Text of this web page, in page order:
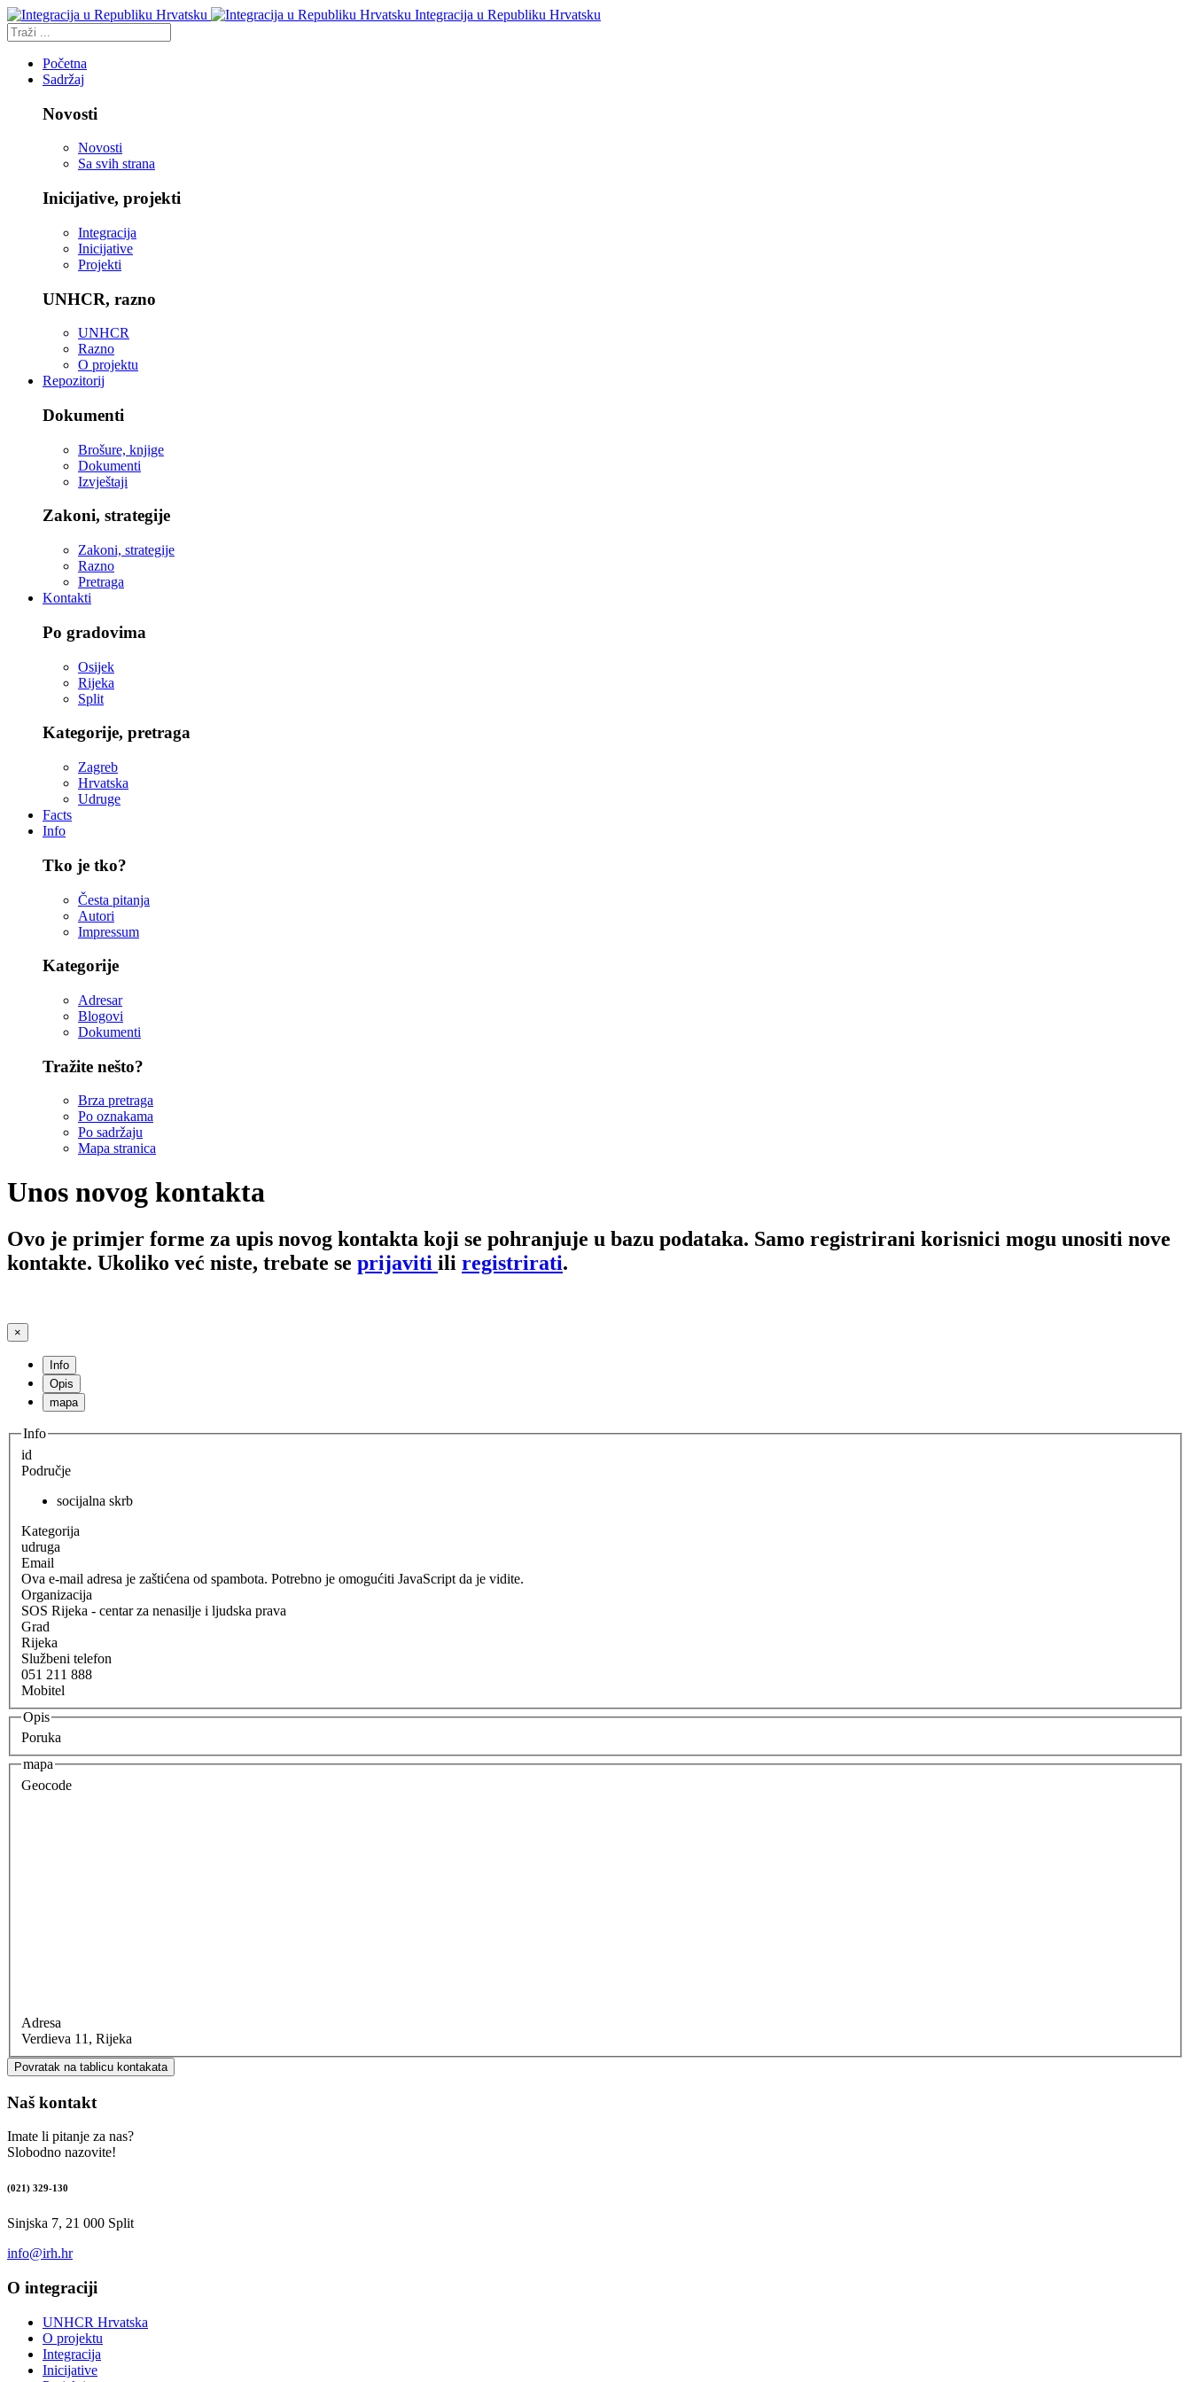
Integracija u Republiku Hrvatsku
Početna
Sadržaj
Novosti
Novosti
Sa svih strana
Inicijative, projekti
Integracija
Inicijative
Projekti
UNHCR, razno
UNHCR
Razno
O projektu
Repozitorij
Dokumenti
Brošure, knjige
Dokumenti
Izvještaji
Zakoni, strategije
Zakoni, strategije
Razno
Pretraga
Kontakti
Po gradovima
Osijek
Rijeka
Split
Kategorije, pretraga
Zagreb
Hrvatska
Udruge
Facts
Info
Tko je tko?
Česta pitanja
Autori
Impressum
Kategorije
Adresar
Blogovi
Dokumenti
Tražite nešto?
Brza pretraga
Po oznakama
Po sadržaju
Mapa stranica
Unos novog kontakta
Ovo je primjer forme za upis novog kontakta koji se pohranjuje u bazu podataka. Samo registrirani korisnici mogu unositi nove
kontakte. Ukoliko već niste, trebate se prijaviti ili registrirati.
×
Info
Opis
mapa
Info
id
Područje
socijalna skrb
Kategorija
udruga
Email
Ova e-mail adresa je zaštićena od spambota. Potrebno je omogućiti JavaScript da je vidite.
Organizacija
SOS Rijeka - centar za nenasilje i ljudska prava
Grad
Rijeka
Službeni telefon
051 211 888
Mobitel
Opis
Poruka
mapa
Geocode
Adresa
Verdieva 11, Rijeka
Povratak na tablicu kontakata
Naš kontakt
Imate li pitanje za nas?
Slobodno nazovite!
(021) 329-130
Sinjska 7, 21 000 Split
info@irh.hr
O integraciji
UNHCR Hrvatska
O projektu
Integracija
Inicijative